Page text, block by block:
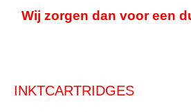
Wij zorgen dan voor een
INKTCARTRIDGES